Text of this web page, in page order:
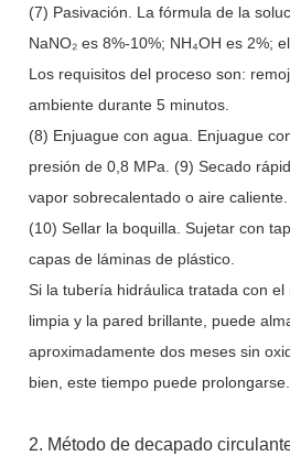
(7) Pasivación. La fórmula de la
NaNO₂ es 8%-10%; NH₄OH es 2%;
Los requisitos del proceso son:
ambiente durante 5 minutos.
(8) Enjuague con agua. Enjuague
presión de 0,8 MPa. (9) Secado
vapor sobrecalentado o aire caliente.
(10) Sellar la boquilla. Sujetar con
capas de láminas de plástico.
Si la tubería hidráulica tratada con
limpia y la pared brillante, puede
aproximadamente dos meses sin
bien, este tiempo puede prolongarse.
2. Método de decapado